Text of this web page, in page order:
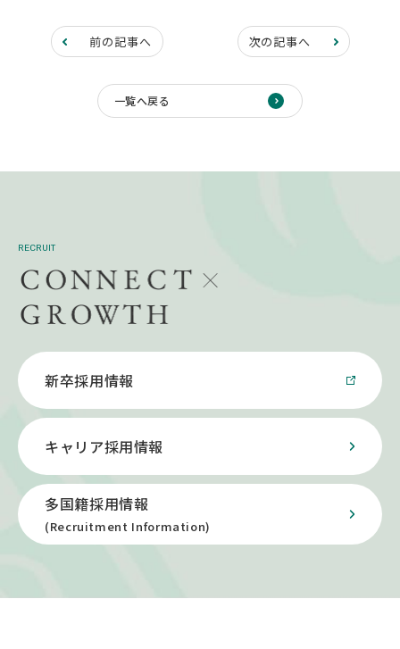
前の記事へ 次の記事へ
一覧へ戻る
RECRUIT
新卒採用情報
キャリア採用情報
多国籍採用情報
(Recruitment Information)